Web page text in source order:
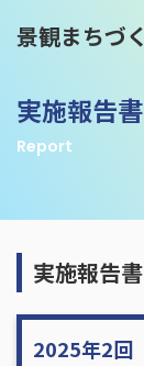
景観まちづ
実施報告書
Report
実施報告
2025年2回